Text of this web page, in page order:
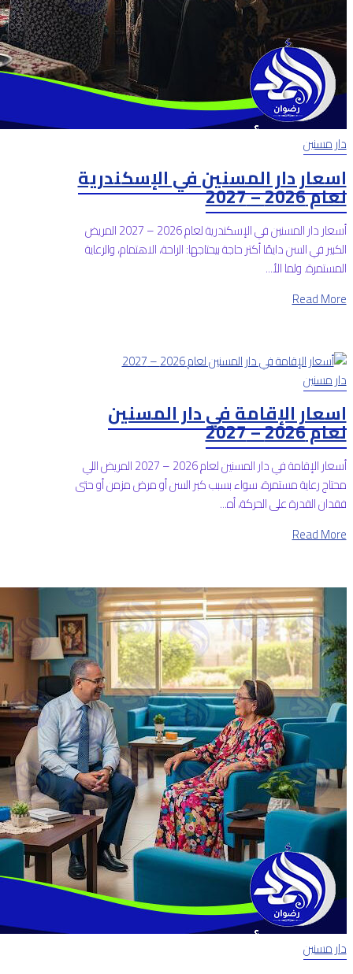
دار مسنين
اسعار دار المسنين في الإسكندرية
لعام 2026 – 2027
أسعار دار المسنين في الإسكندرية لعام 2026 – 2027 المريض
الكبير في السن دايمًا أكتر حاجة بيحتاجها: الراحة، الاهتمام، والرعاية
المستمرة. ولما الأ...
Read More
دار مسنين
اسعار الإقامة في دار المسنين
لعام 2026 – 2027
أسعار الإقامة في دار المسنين لعام 2026 – 2027 المريض اللي
محتاج رعاية مستمرة، سواء بسبب كبر السن أو مرض مزمن أو حتى
فقدان القدرة على الحركة، أه...
Read More
دار مسنين